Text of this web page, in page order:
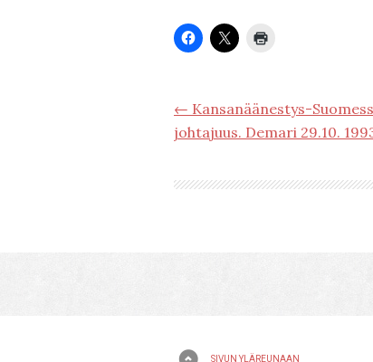
← Kansanäänestys-
johtajuus. Demari 29.10.
SIVUN YLÄREUNAAN